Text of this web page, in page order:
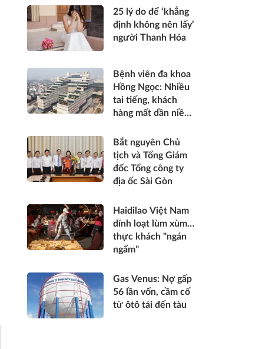
25 lý do để ‘khẳng
định không nên lấy’
người Thanh Hóa
Bệnh viên đa khoa
Hồng Ngọc: Nhiều
tai tiếng, khách
hàng mất dần niềm
Bắt nguyên Chủ
tịch và Tổng Giám
đốc Tổng công ty
địa ốc Sài Gòn
Haidilao Việt Nam
dính loạt lùm xùm…
thực khách "ngán
ngẩm"
Gas Venus: Nợ gấp
56 lần vốn, cầm cố
từ ôtô tải đến tàu